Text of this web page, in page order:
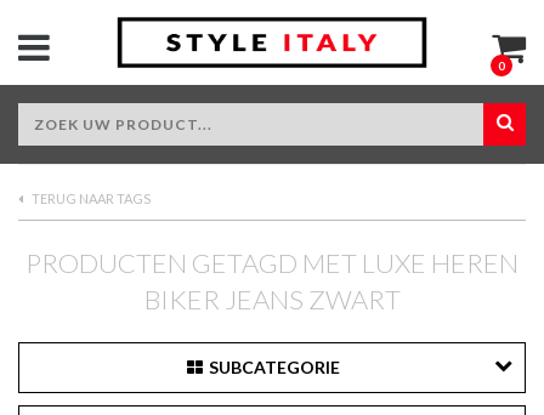
0
TERUG NAAR TAGS
PRODUCTEN GETAGD MET LUXE HEREN
BIKER JEANS ZWART
SUBCATEGORIE